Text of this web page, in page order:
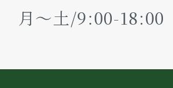
月～土/9:00-